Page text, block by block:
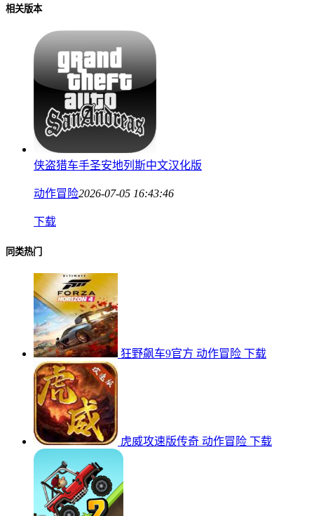
相关版本
侠盗猎车手圣安地列斯中文汉化版
动作冒险2026-07-05 16:43:46
下载
同类热门
狂野飙车9官方 动作冒险 下载
虎威攻速版传奇 动作冒险 下载